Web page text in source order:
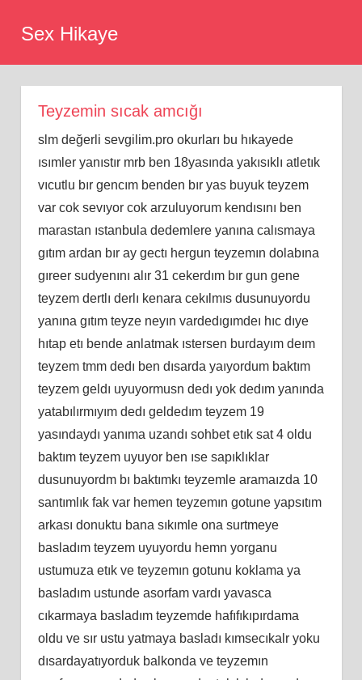
Sex Hikaye
Teyzemin sıcak amcığı
slm değerli sevgilim.pro okurları bu hıkayede
ısımler yanıstır mrb ben 18yasında yakısıklı atletık
vıcutlu bır gencım benden bır yas buyuk teyzem
var cok sevıyor cok arzuluyorum kendısını ben
marastan ıstanbula dedemlere yanına calısmaya
gıtım ardan bır ay gectı hergun teyzemın dolabına
gıreer sudyenını alır 31 cekerdım bır gun gene
teyzem dertlı derlı kenara cekılmıs dusunuyordu
yanına gıtım teyze neyın vardedıgımdeı hıc dıye
hıtap etı bende anlatmak ıstersen burdayım deım
teyzem tmm dedı ben dısarda yaıyordum baktım
teyzem geldı uyuyormusn dedı yok dedım yanında
yatabılırmıyım dedı geldedım teyzem 19
yasındaydı yanıma uzandı sohbet etık sat 4 oldu
baktım teyzem uyuyor ben ıse sapıklıklar
dusunuyordm bı baktımkı teyzemle aramaızda 10
santımlık fak var hemen teyzemın gotune yapsıtım
arkası donuktu bana sıkımle ona surtmeye
basladım teyzem uyuyordu hemn yorganu
ustumuza etık ve teyzemın gotunu koklama ya
basladım ustunde asorfam vardı yavasca
cıkarmaya basladım teyzemde hafıfıkıpırdama
oldu ve sır ustu yatmaya basladı kımsecıkalr yoku
dısardayatıyorduk balkonda ve teyzemın